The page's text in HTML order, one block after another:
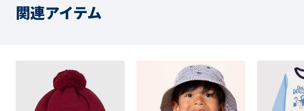
関連アイテム